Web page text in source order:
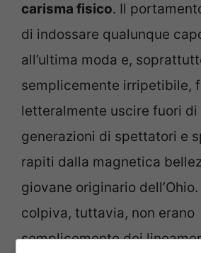
carisma fisico. Il
di indossare qualunque
all’ultima moda e,
semplicemente irripetibile,
letteralmente uscire fuori
generazioni di spettatori e
rapiti dalla magnetica
giovane originario
colpiva, tuttavia, non erano
semplicemente dei